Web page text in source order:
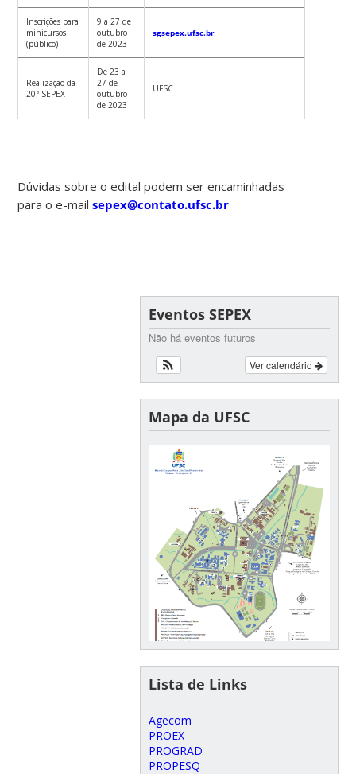
Inscrições para
minicursos
(público)
9 a 27 de
outubro
de 2023
sgsepex.ufsc.br
Realização da
20ª SEPEX
De 23 a
27 de
outubro
de 2023
UFSC
Dúvidas sobre o edital podem ser encaminhadas
para o e-mailsepex@contato.ufsc.br
Eventos SEPEX
Não há eventos futuros
Ver calendário
Mapa da UFSC
Lista de Links
Agecom
PROEX
PROGRAD
PROPESQ